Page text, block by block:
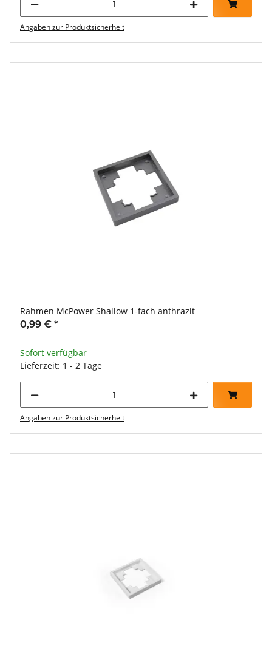
Angaben zur Produktsicherheit
Rahmen McPower Shallow 1-fach anthrazit
0,99 € *
Sofort verfügbar
Lieferzeit: 1 - 2 Tage
Angaben zur Produktsicherheit